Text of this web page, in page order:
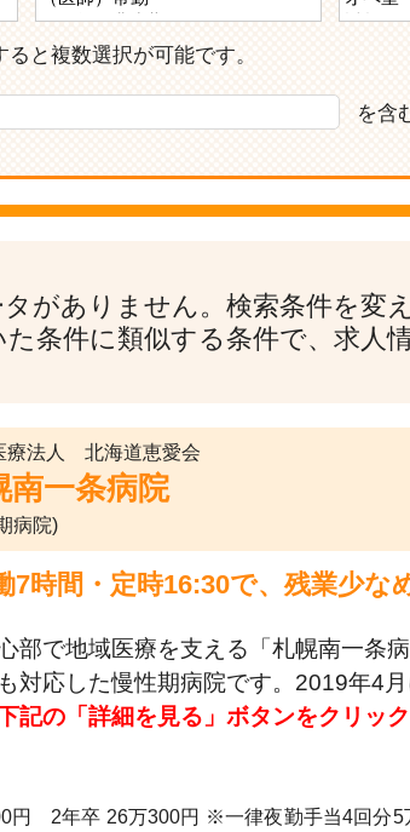
と複数選択が可能です。
を含
がありません。検索条件を変
条件に類似する条件で、求人
療法人 北海道恵愛会
南一条病院
病院)
7時間・定時16:30で、残業少
部で地域医療を支える「札幌南一条
対応した慢性期病院です。2019年4
記の「詳細を見る」ボタンをクリック
円 2年卒 26万300円 ※一律夜勤手当4回分5